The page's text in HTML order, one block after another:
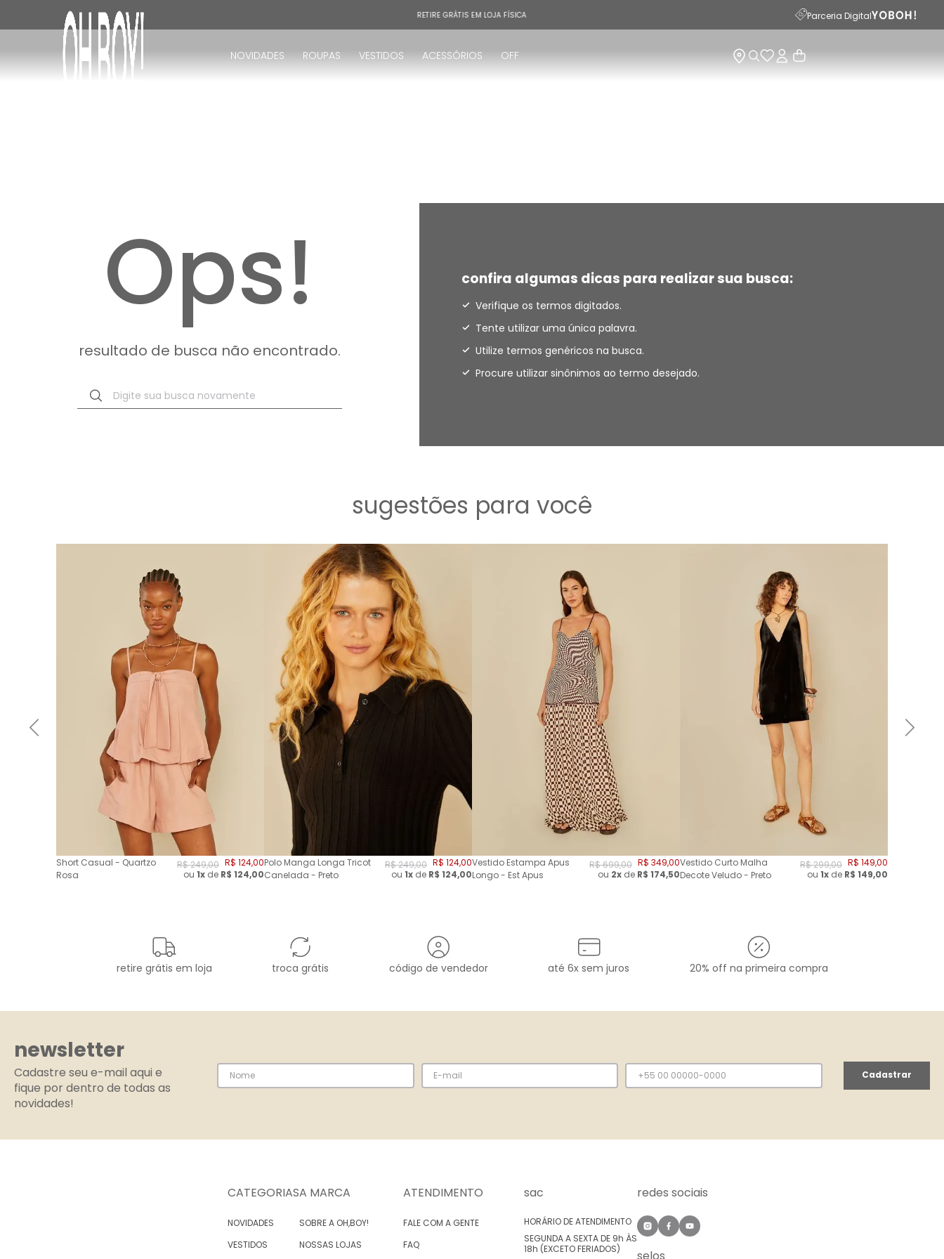
RETIRE GRÁTIS EM LOJA FÍSICA Parceria Digital
NOVIDADES ROUPAS VESTIDOS ACESSÓRIOS OFF
Ops!
resultado de busca não encontrado.
Digite sua busca novamente
confira algumas dicas para realizar sua busca:
Verifique os termos digitados.
Tente utilizar uma única palavra.
Utilize termos genéricos na busca.
Procure utilizar sinônimos ao termo desejado.
sugestões para você
Short Casual - Quartzo
Rosa
R$249,00 R$ 124,00
ou 1x de R$ 124,00
Polo Manga Longa Tricot
Canelada - Preto
R$249,00 R$ 124,00
ou 1x de R$ 124,00
Vestido Estampa Apus
Longo - Est Apus
R$699,00 R$ 349,00
ou 2x de R$ 174,50
Vestido Curto Malha
Decote Veludo - Preto
R$299,00 R$ 149,00
ou 1x de R$ 149,00
retire grátis em loja troca grátis código de vendedor até 6x sem juros 20% off na primeira compra
newsletter
Cadastre seu e-mail aqui e
fique por dentro de todas as
novidades!
Cadastrar
CATEGORIAS
NOVIDADES
VESTIDOS
A MARCA
SOBRE A OH,BOY!
NOSSAS LOJAS
ATENDIMENTO
FALE COM A GENTE
FAQ
sac
HORÁRIO DE ATENDIMENTO
SEGUNDA A SEXTA DE 9h ÀS
18h (EXCETO FERIADOS)
redes sociais
TERMOS MAIS BUSCADOS
vestido
vestido longo